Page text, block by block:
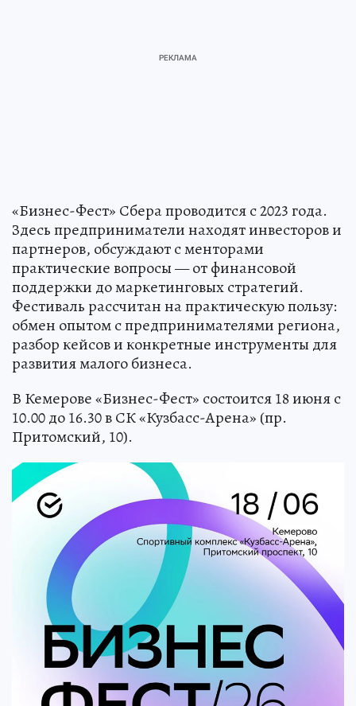
«Бизнес-Фест» Сбера проводится с 2023 года.
Здесь предприниматели находят инвесторов и
партнеров, обсуждают с менторами
практические вопросы — от финансовой
поддержки до маркетинговых стратегий.
Фестиваль рассчитан на практическую пользу:
обмен опытом с предпринимателями региона,
разбор кейсов и конкретные инструменты для
развития малого бизнеса.
В Кемерове «Бизнес-Фест» состоится 18 июня с
10.00 до 16.30 в СК «Кузбасс-Арена» (пр.
Притомский, 10).